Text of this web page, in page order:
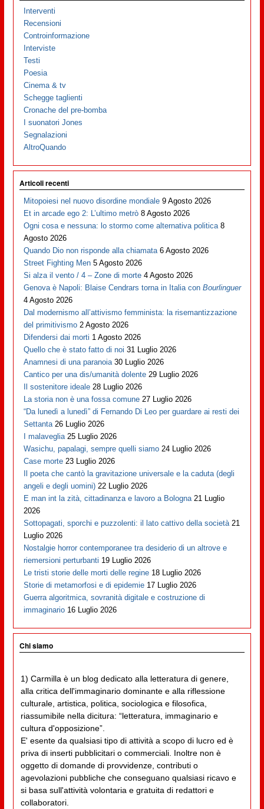
Interventi
Recensioni
Controinformazione
Interviste
Testi
Poesia
Cinema & tv
Schegge taglienti
Cronache del pre-bomba
I suonatori Jones
Segnalazioni
AltroQuando
Articoli recenti
Mitopoiesi nel nuovo disordine mondiale 9 Agosto 2026
Et in arcade ego 2: L’ultimo metrò 8 Agosto 2026
Ogni cosa e nessuna: lo stormo come alternativa politica 8
Agosto 2026
Quando Dio non risponde alla chiamata 6 Agosto 2026
Street Fighting Men 5 Agosto 2026
Si alza il vento / 4 – Zone di morte 4 Agosto 2026
Genova è Napoli: Blaise Cendrars torna in Italia conBourlinguer
4 Agosto 2026
Dal modernismo all’attivismo femminista: la risemantizzazione
del primitivismo 2 Agosto 2026
Difendersi dai morti 1 Agosto 2026
Quello che è stato fatto di noi 31 Luglio 2026
Anamnesi di una paranoia 30 Luglio 2026
Cantico per una dis/umanità dolente 29 Luglio 2026
Il sostenitore ideale 28 Luglio 2026
La storia non è una fossa comune 27 Luglio 2026
“Da lunedì a lunedì” di Fernando Di Leo per guardare ai resti dei
Settanta 26 Luglio 2026
I malaveglia 25 Luglio 2026
Wasichu, papalagi, sempre quelli siamo 24 Luglio 2026
Case morte 23 Luglio 2026
Il poeta che cantò la gravitazione universale e la caduta (degli
angeli e degli uomini) 22 Luglio 2026
E man int la zità, cittadinanza e lavoro a Bologna 21 Luglio
2026
Sottopagati, sporchi e puzzolenti: il lato cattivo della società 21
Luglio 2026
Nostalgie horror contemporanee tra desiderio di un altrove e
riemersioni perturbanti 19 Luglio 2026
Le tristi storie delle morti delle regine 18 Luglio 2026
Storie di metamorfosi e di epidemie 17 Luglio 2026
Guerra algoritmica, sovranità digitale e costruzione di
immaginario 16 Luglio 2026
Chi siamo
1) Carmilla è un blog dedicato alla letteratura di genere,
alla critica dell'immaginario dominante e alla riflessione
culturale, artistica, politica, sociologica e filosofica,
riassumibile nella dicitura: “letteratura, immaginario e
cultura d'opposizione”.
E' esente da qualsiasi tipo di attività a scopo di lucro ed è
priva di inserti pubblicitari o commerciali. Inoltre non è
oggetto di domande di provvidenze, contributi o
agevolazioni pubbliche che conseguano qualsiasi ricavo e
si basa sull'attività volontaria e gratuita di redattori e
collaboratori.